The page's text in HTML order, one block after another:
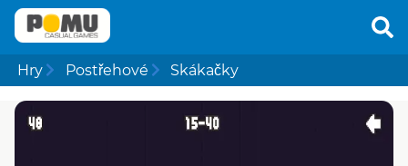
Hry Postřehové Skákačky